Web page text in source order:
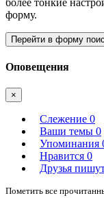
более тонкие
форму.
Перейти в форму
Оповещения
×
Слежение 0
Ваши темы 0
Упоминания
Нравится 0
Друзья
Пометить все